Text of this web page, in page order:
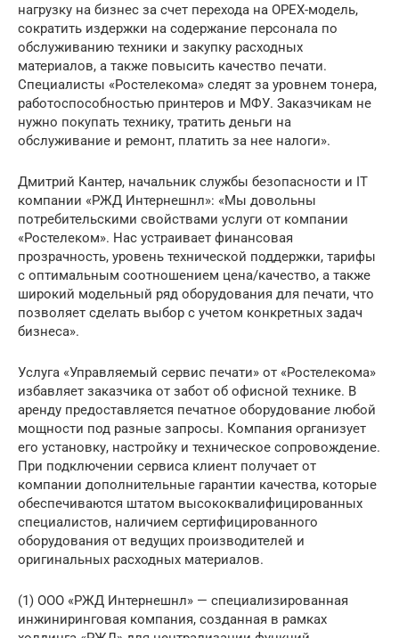
нагрузку на бизнес за счет перехода на OPEX-модель,
сократить издержки на содержание персонала по
обслуживанию техники и закупку расходных
материалов, а также повысить качество печати.
Специалисты «Ростелекома» следят за уровнем тонера,
работоспособностью принтеров и МФУ. Заказчикам не
нужно покупать технику, тратить деньги на
обслуживание и ремонт, платить за нее налоги».
Дмитрий Кантер, начальник службы безопасности и IT
компании «РЖД Интернешнл»: «Мы довольны
потребительскими свойствами услуги от компании
«Ростелеком». Нас устраивает финансовая
прозрачность, уровень технической поддержки, тарифы
с оптимальным соотношением цена/качество, а также
широкий модельный ряд оборудования для печати, что
позволяет сделать выбор с учетом конкретных задач
бизнеса».
Услуга «Управляемый сервис печати» от «Ростелекома»
избавляет заказчика от забот об офисной технике. В
аренду предоставляется печатное оборудование любой
мощности под разные запросы. Компания организует
его установку, настройку и техническое сопровождение.
При подключении сервиса клиент получает от
компании дополнительные гарантии качества, которые
обеспечиваются штатом высококвалифицированных
специалистов, наличием сертифицированного
оборудования от ведущих производителей и
оригинальных расходных материалов.
(1) ООО «РЖД Интернешнл» — специализированная
инжиниринговая компания, созданная в рамках